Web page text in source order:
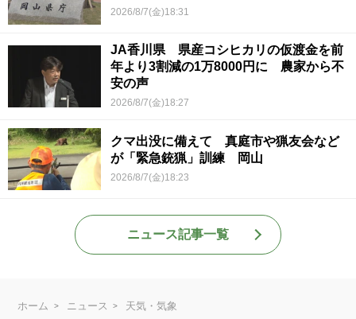
2026/8/7(金)18:31
JA香川県 県産コシヒカリの仮渡金を前
年より3割減の1万8000円に 農家から不
安の声
2026/8/7(金)18:27
クマ出没に備えて 真庭市や猟友会など
が「緊急銃猟」訓練 岡山
2026/8/7(金)18:23
ニュース記事一覧
ホーム ニュース
天気・気象